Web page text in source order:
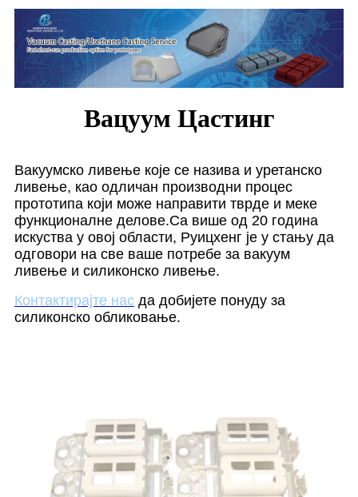
Вацуум Цастинг
Вакуумско ливење које се назива и уретанско
ливење, као одличан производни процес
прототипа који може направити тврде и меке
функционалне делове.Са више од 20 година
искуства у овој области, Руицхенг је у стању да
одговори на све ваше потребе за вакуум
ливење и силиконско ливење.
Контактирајте нас да добијете понуду за
силиконско обликовање.